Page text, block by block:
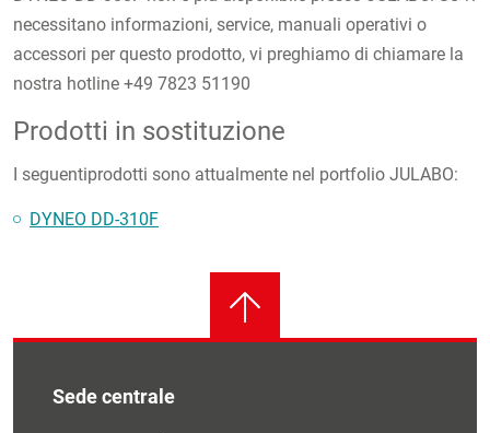
necessitano informazioni, service, manuali operativi o
accessori per questo prodotto, vi preghiamo di chiamare la
nostra hotline +49 7823 51190
Prodotti in sostituzione
I seguentiprodotti sono attualmente nel portfolio JULABO:
DYNEO DD-310F
Sede centrale